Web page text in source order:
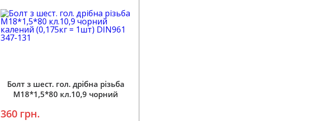
Додати у кошик
Болт з шест. гол. дрібна різьба
M18*1,5*80 кл.10,9 чорний
360 грн.